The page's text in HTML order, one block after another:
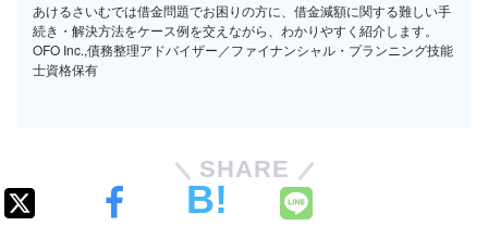
あけるさいむでは借金問題でお困りの方に、借金減額に関する難しい手
続き・解決方法をケース例を交えながら、わかりやすく紹介します。
OFO Inc.,債務整理アドバイザー／ファイナンシャル・プランニング技能
士資格保有
SHARE